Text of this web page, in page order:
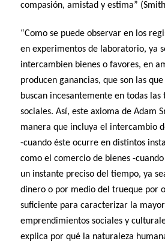
compasión, amistad y estima”
“Como se puede observar en los
en experimentos de laboratorio, ya
intercambien bienes o favores, en
producen ganancias, que son las
buscan incesantemente en todas las
sociales. Así, este axioma de Adam
manera que incluya el intercambio
-cuando éste ocurre en distintos
como el comercio de bienes -
un instante preciso del tiempo, ya
dinero o por medio del trueque por
suficiente para caracterizar la
emprendimientos sociales y
explica por qué la naturaleza